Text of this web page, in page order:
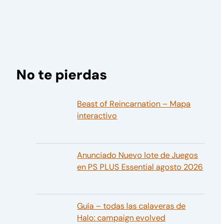
No te pierdas
Beast of Reincarnation – Mapa
interactivo
Anunciado Nuevo lote de Juegos
en PS PLUS Essential agosto 2026
Guía – todas las calaveras de
Halo: campaign evolved